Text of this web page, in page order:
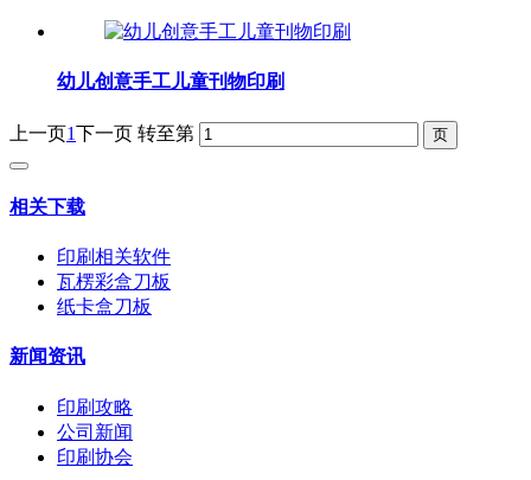
幼儿创意手工儿童刊物印刷
上一页1下一页 转至第
相关下载
印刷相关软件
瓦楞彩盒刀板
纸卡盒刀板
新闻资讯
印刷攻略
公司新闻
印刷协会